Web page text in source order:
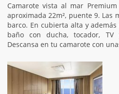
Camarote vista al mar
aproximada 22m², puente 9. Las
barco. En cubierta alta y
baño con ducha, tocador,
Descansa en tu camarote con